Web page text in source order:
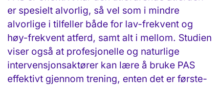
er spesielt alvorlig, så vel som i mindre
alvorlige i tilfeller både for lav-frekvent og
høy-frekvent atferd, samt alt i mellom. Studien
viser også at profesjonelle og naturlige
intervensjonsaktører kan lære å bruke PAS
effektivt gjennom trening, enten det er første-